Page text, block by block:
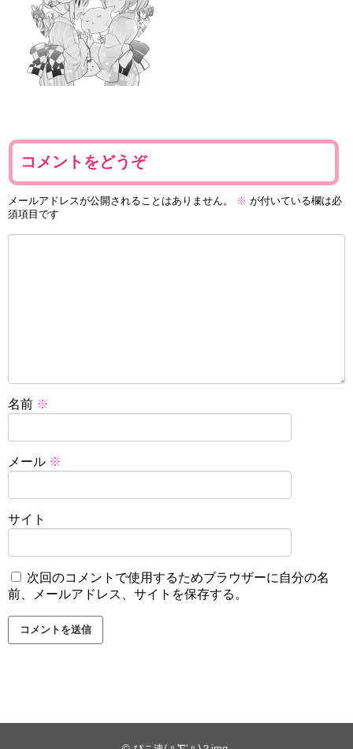
コメントをどうぞ
メールアドレスが公開されることはありません。 ※ が付いている欄は必
須項目です
名前 ※
メール ※
サイト
次回のコメントで使用するためブラウザーに自分の名
前、メールアドレス、サイトを保存する。